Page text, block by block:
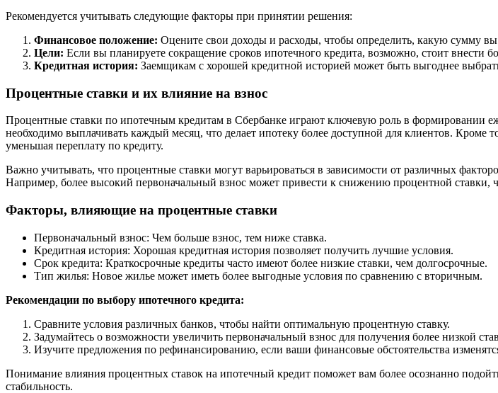
Рекомендуется учитывать следующие факторы при принятии решения:
Финансовое положение: Оцените свои доходы и расходы, чтобы определить, какую сумму
Цели: Если вы планируете сокращение сроков ипотечного кредита, возможно, стоит внести
Кредитная история: Заемщикам с хорошей кредитной историей может быть выгоднее
Процентные ставки и их влияние на взнос
Процентные ставки по ипотечным кредитам в Сбербанке играют ключевую роль в формировании
необходимо выплачивать каждый месяц, что делает ипотеку более доступной для клиентов.
уменьшая переплату по кредиту.
Важно учитывать, что процентные ставки могут варьироваться в зависимости от различных
Например, более высокий первоначальный взнос может привести к снижению процентной ставки,
Факторы, влияющие на процентные ставки
Первоначальный взнос: Чем больше взнос, тем ниже ставка.
Кредитная история: Хорошая кредитная история позволяет получить лучшие условия.
Срок кредита: Краткосрочные кредиты часто имеют более низкие ставки, чем долгосрочные.
Тип жилья: Новое жилье может иметь более выгодные условия по сравнению с вторичным.
Рекомендации по выбору ипотечного кредита:
Сравните условия различных банков, чтобы найти оптимальную процентную ставку.
Задумайтесь о возможности увеличить первоначальный взнос для получения более низкой
Изучите предложения по рефинансированию, если ваши финансовые обстоятельства
Понимание влияния процентных ставок на ипотечный кредит поможет вам более осознанно
стабильность.